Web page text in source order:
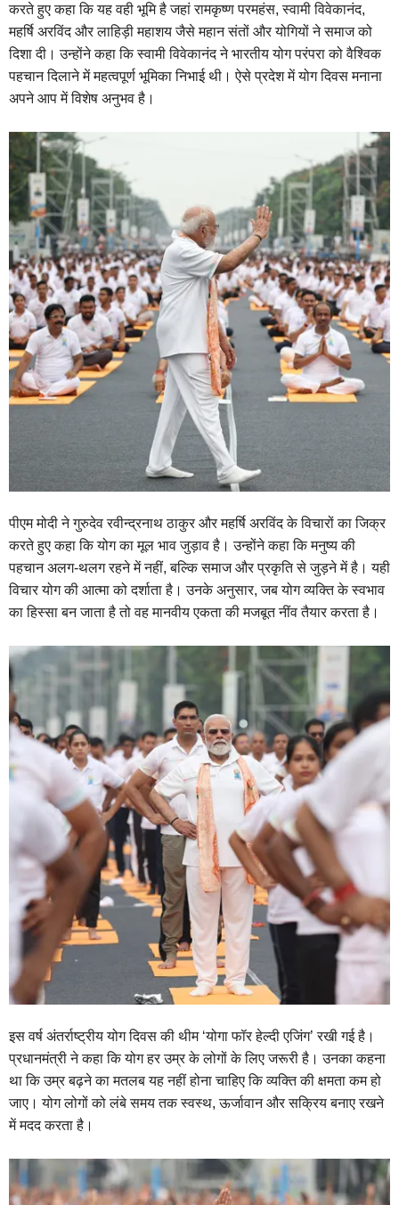
करते हुए कहा कि यह वही भूमि है जहां रामकृष्ण परमहंस, स्वामी विवेकानंद,
महर्षि अरविंद और लाहिड़ी महाशय जैसे महान संतों और योगियों ने समाज को
दिशा दी। उन्होंने कहा कि स्वामी विवेकानंद ने भारतीय योग परंपरा को वैश्विक
पहचान दिलाने में महत्वपूर्ण भूमिका निभाई थी। ऐसे प्रदेश में योग दिवस मनाना
अपने आप में विशेष अनुभव है।
पीएम मोदी ने गुरुदेव रवीन्द्रनाथ ठाकुर और महर्षि अरविंद के विचारों का जिक्र
करते हुए कहा कि योग का मूल भाव जुड़ाव है। उन्होंने कहा कि मनुष्य की
पहचान अलग-थलग रहने में नहीं, बल्कि समाज और प्रकृति से जुड़ने में है। यही
विचार योग की आत्मा को दर्शाता है। उनके अनुसार, जब योग व्यक्ति के स्वभाव
का हिस्सा बन जाता है तो वह मानवीय एकता की मजबूत नींव तैयार करता है।
इस वर्ष अंतर्राष्ट्रीय योग दिवस की थीम ‘योगा फॉर हेल्दी एजिंग’ रखी गई है।
प्रधानमंत्री ने कहा कि योग हर उम्र के लोगों के लिए जरूरी है। उनका कहना
था कि उम्र बढ़ने का मतलब यह नहीं होना चाहिए कि व्यक्ति की क्षमता कम हो
जाए। योग लोगों को लंबे समय तक स्वस्थ, ऊर्जावान और सक्रिय बनाए रखने
में मदद करता है।